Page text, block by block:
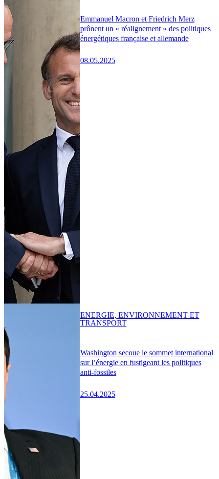
Emmanuel Macron et Friedrich Merz
prônent un « réalignement » des politiques
énergétiques française et allemande
08.05.2025
Washington secoue le sommet international
sur l’énergie en fustigeant les politiques
anti-fossiles
25.04.2025
ENERGIE, ENVIRONNEMENT ET
TRANSPORT